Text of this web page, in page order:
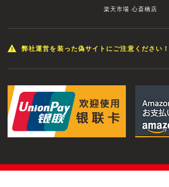
楽天市場 心斎橋店
弊社運営を装った偽サイトにご注意ください！